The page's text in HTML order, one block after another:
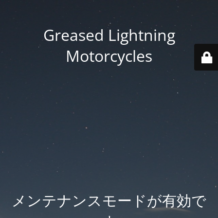
Greased Lightning
Motorcycles
メンテナンスモードが有効で